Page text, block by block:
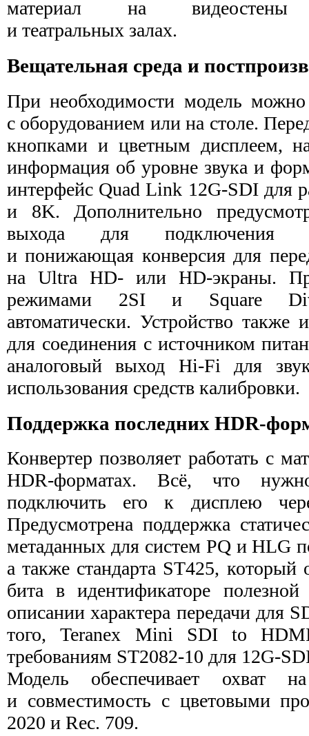
материал на
и театральных залах.
Вещательная среда и
При необходимости модель можно
с оборудованием или на столе.
кнопками и цветным дисплеем,
информация об уровне звука и
интерфейс Quad Link 12G-SDI для
и 8K. Дополнительно
выхода для подключения к
и понижающая конверсия для
на Ultra HD- или HD-экраны.
режимами 2SI и Square
автоматически. Устройство также
для соединения с источником
аналоговый выход Hi-Fi для
использования средств калибровки.
Поддержка последних
Конвертер позволяет работать с
HDR-форматах. Всё, что
подключить его к дисплею
Предусмотрена поддержка
метаданных для систем PQ и HLG
а также стандарта ST425, который
бита в идентификаторе
описании характера передачи для
того, Teranex Mini SDI to
требованиям ST2082-10 для 12G-
Модель обеспечивает охват
и совместимость с цветовыми
2020 и Rec. 709.